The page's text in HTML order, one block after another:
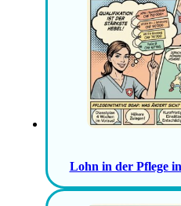
Lohn in der Pflege